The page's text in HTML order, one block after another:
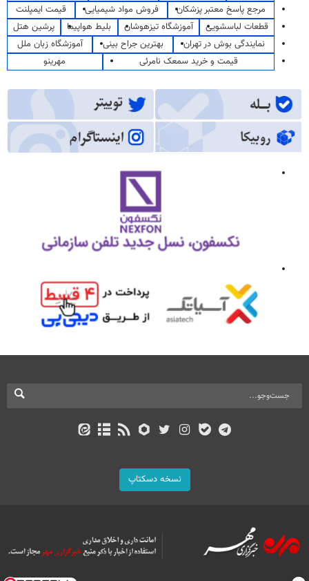
مرجع پاسخ معتبر پزشکان
فروش مواد شیمیایی
قیمت ایمپلنت
قطعات لباسشویی
آموزشگاه تیزهوشان بلیط هواپیما
پرشین هتل
نمایندگی بوش در تهران
بهترین جراح بینی
آموزشگاه زبان ملل
قیمت و خرید سمعک نامرئی
مهرینو
نسخه دسکتاپ